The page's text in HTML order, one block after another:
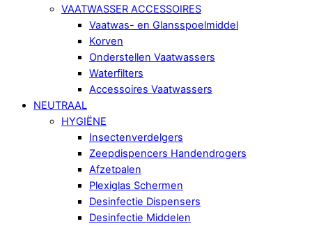
VAATWASSER ACCESSOIRES
Vaatwas- en Glansspoelmiddel
Korven
Onderstellen Vaatwassers
Waterfilters
Accessoires Vaatwassers
NEUTRAAL
HYGIËNE
Insectenverdelgers
Zeepdispencers Handendrogers
Afzetpalen
Plexiglas Schermen
Desinfectie Dispensers
Desinfectie Middelen